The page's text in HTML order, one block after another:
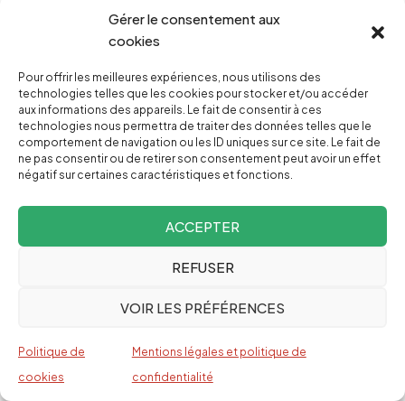
Gérer le consentement aux
cookies
Pour offrir les meilleures expériences, nous utilisons des
technologies telles que les cookies pour stocker et/ou accéder
aux informations des appareils. Le fait de consentir à ces
technologies nous permettra de traiter des données telles que le
comportement de navigation ou les ID uniques sur ce site. Le fait de
ne pas consentir ou de retirer son consentement peut avoir un effet
négatif sur certaines caractéristiques et fonctions.
ACCEPTER
REFUSER
VOIR LES PRÉFÉRENCES
Politique de
cookies
Mentions légales et politique de
confidentialité
4/ Au jour d’aujourd’hui, il ne semble pas avoir
surgi un leader de l’opposition vénézuélienne.
sérieuses contradictions idéologiques et
stratégiques qui existent au sein des opposants a
Chávez. C’est quelque chose que je vois
réellement difficile, car dans la mosaique de
tendances qui forme l’opposition vénézuélienne,
le seul point sur lequel tout le monde se rejoint
ce qu’il va se passer avec la partie des étudiants
qui les a appuyés durant la campagne. Quel